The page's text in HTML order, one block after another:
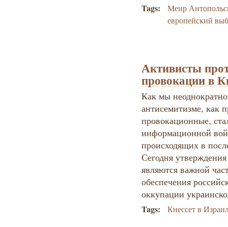
Tags:
Меир
европейский
Активисты
провокации в
Как мы
антисемитизме, как
провокационные,
информационной
происходящих в
Сегодня
являются важной
обеспечения
оккупации
Tags: Кнессет в